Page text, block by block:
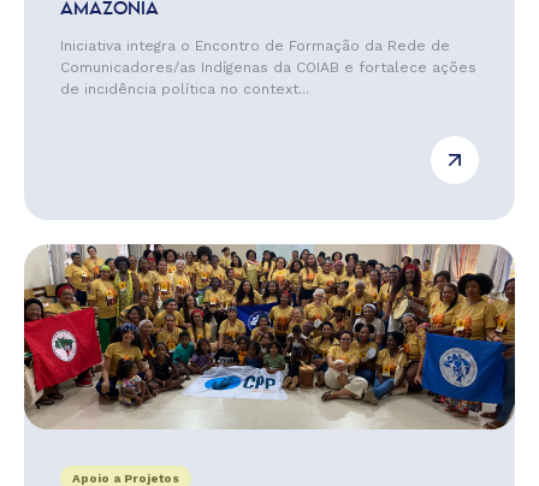
AMAZÔNIA
Iniciativa integra o Encontro de Formação da Rede de
Comunicadores/as Indígenas da COIAB e fortalece ações
de incidência política no context...
Apoio a Projetos